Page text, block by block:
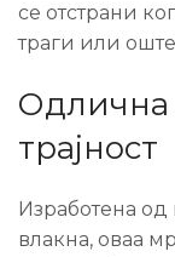
се отстрани
траги или
Одлична
трајност
Изработена
влакна, оваа